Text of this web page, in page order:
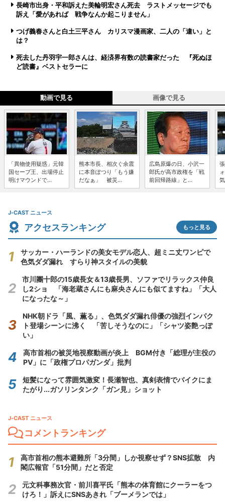
長崎市出身・平和訴えた美輪明宏さん死去 ラストメッセージでも
訴え「愛があれば 戦争なんか起こりません」
つげ義春さんと白土三平さん カリスマ漫画家、二人の「違い」と
は？
死去した丹羽宇一郎さんは、経済界有数の読書家だった 『死ぬほ
ど読書』ベストセラーに
動画で見る 画像で見る
「異物使用疑惑」元韓
国セーブ王、出場停止
明けマウンドで...
熊本市長、相次ぐ余震
に本音ぽつり「もう嫌
だなぁ」 被災...
広島原爆の日、小沢一
郎氏が高市政権を「戦
前回帰路線」と...
J-CAST ニュース
アクセスランキング もっと見る
サッカー・ハーランドの美女モデル恋人、超ミニ丈ワンピで
色気ダダ漏れ すらり神スタイルの美貌
市川團十郎の15歳長女＆13歳長男、ソファでリラックス仲良
し2ショ 「海老蔵さんにも麻央さんにも似てますね」「大人
になったな～」
NHK朝ドラ「風、薫る」、色気ダダ漏れ俳優の強烈インパク
ト登場シーンに沸く 「苦しそうなのに」「シャツ姿艶っぽ
い」
高市首相の被災地視察動画が炎上 BGM付き「総理が主役の
PV」に「政権プロパガンダ」批判
短髪になって雰囲気激変！長瀬智也、真剣表情でバイクにま
たがり...ガソリンタンク「ガン見」ショット
J-CAST ニュース
コメントランキング
高市首相の熊本避難所「3分間」しか視察せず？SNS拡散 内
閣広報官「51分間」だと否定
元文科事務次官・前川喜平氏「熊本の体育館にクーラーをつ
けろ！」訴えにSNSあきれ「ブーメランでは」